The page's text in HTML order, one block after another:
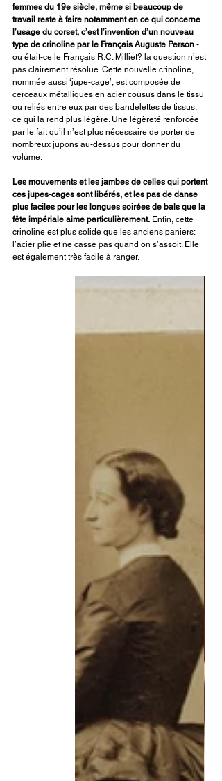
femmes du 19e siècle, même si beaucoup de
travail reste à faire notamment en ce qui concerne
l’usage du corset, c’est l’invention d’un nouveau
type de crinoline par le Français Auguste Person -
ou était-ce le Français R.C. Milliet? la question n’est
pas clairement résolue. Cette nouvelle crinoline,
nommée aussi ‘jupe-cage’, est composée de
cerceaux métalliques en acier cousus dans le tissu
ou reliés entre eux par des bandelettes de tissus,
ce qui la rend plus légère. Une légèreté renforcée
par le fait qu’il n’est plus nécessaire de porter de
nombreux jupons au-dessus pour donner du
volume.
Les mouvements et les jambes de celles qui portent
ces jupes-cages sont libérés, et les pas de danse
plus faciles pour les longues soirées de bals que la
fête impériale aime particulièrement. Enfin, cette
crinoline est plus solide que les anciens paniers:
l’acier plie et ne casse pas quand on s’assoit. Elle
est également très facile à ranger.